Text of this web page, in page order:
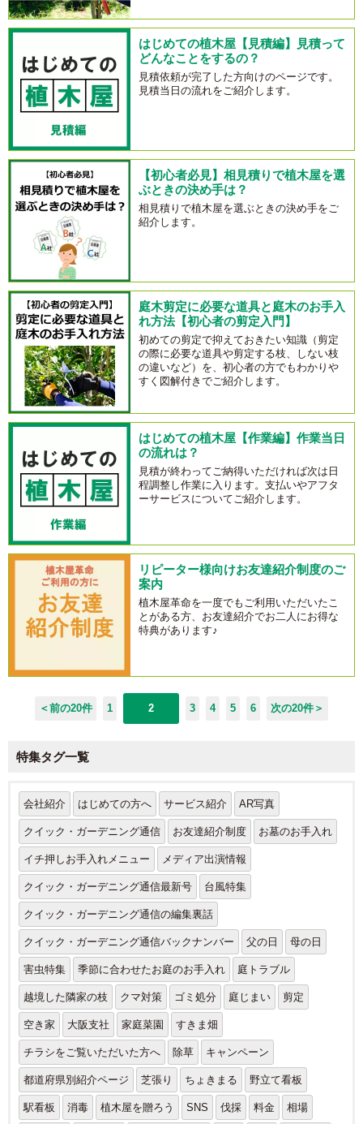
はじめての植木屋【見積編】見積って
どんなことをするの？
見積依頼が完了した方向けのページです。
見積当日の流れをご紹介します。
【初心者必見】相見積りで植木屋を選
ぶときの決め手は？
相見積りで植木屋を選ぶときの決め手をご
紹介します。
庭木剪定に必要な道具と庭木のお手入
れ方法【初心者の剪定入門】
初めての剪定で抑えておきたい知識（剪定
の際に必要な道具や剪定する枝、しない枝
の違いなど）を、初心者の方でもわかりや
すく図解付きでご紹介します。
はじめての植木屋【作業編】作業当日
の流れは？
見積が終わってご納得いただければ次は日
程調整し作業に入ります。支払いやアフタ
ーサービスについてご紹介します。
リピーター様向けお友達紹介制度のご
案内
植木屋革命を一度でもご利用いただいたこ
とがある方、お友達紹介でお二人にお得な
特典があります♪
＜前の20件 1 2 3 4 5 6 次の20件＞
特集タグ一覧
会社紹介 はじめての方へ サービス紹介 AR写真
クイック・ガーデニング通信 お友達紹介制度 お墓のお手入れ
イチ押しお手入れメニュー メディア出演情報
クイック・ガーデニング通信最新号 台風特集
クイック・ガーデニング通信の編集裏話
クイック・ガーデニング通信バックナンバー 父の日 母の日
害虫特集 季節に合わせたお庭のお手入れ 庭トラブル
越境した隣家の枝 クマ対策 ゴミ処分 庭じまい 剪定
空き家 大阪支社 家庭菜園 すきま畑
チラシをご覧いただいた方へ 除草 キャンペーン
都道府県別紹介ページ 芝張り ちょきまる 野立て看板
駅看板 消毒 植木屋を贈ろう SNS 伐採 料金 相場